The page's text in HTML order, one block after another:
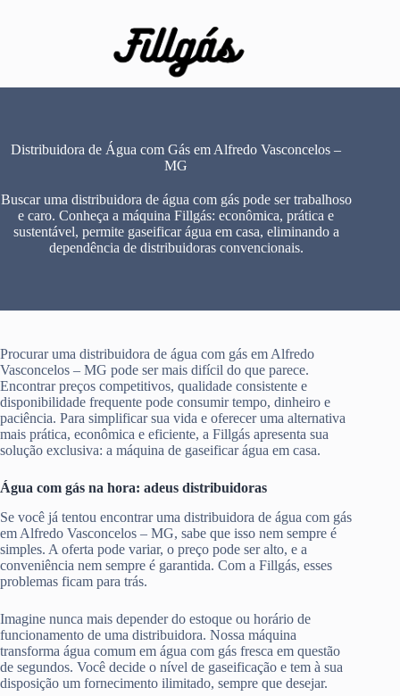
Distribuidora de Água com Gás em Alfredo Vasconcelos –
MG
Buscar uma distribuidora de água com gás pode ser trabalhoso
e caro. Conheça a máquina Fillgás: econômica, prática e
sustentável, permite gaseificar água em casa, eliminando a
dependência de distribuidoras convencionais.
Procurar uma distribuidora de água com gás em Alfredo
Vasconcelos – MG pode ser mais difícil do que parece.
Encontrar preços competitivos, qualidade consistente e
disponibilidade frequente pode consumir tempo, dinheiro e
paciência. Para simplificar sua vida e oferecer uma alternativa
mais prática, econômica e eficiente, a Fillgás apresenta sua
solução exclusiva: a máquina de gaseificar água em casa.
Água com gás na hora: adeus distribuidoras
Se você já tentou encontrar uma distribuidora de água com gás
em Alfredo Vasconcelos – MG, sabe que isso nem sempre é
simples. A oferta pode variar, o preço pode ser alto, e a
conveniência nem sempre é garantida. Com a Fillgás, esses
problemas ficam para trás.
Imagine nunca mais depender do estoque ou horário de
funcionamento de uma distribuidora. Nossa máquina
transforma água comum em água com gás fresca em questão
de segundos. Você decide o nível de gaseificação e tem à sua
disposição um fornecimento ilimitado, sempre que desejar.